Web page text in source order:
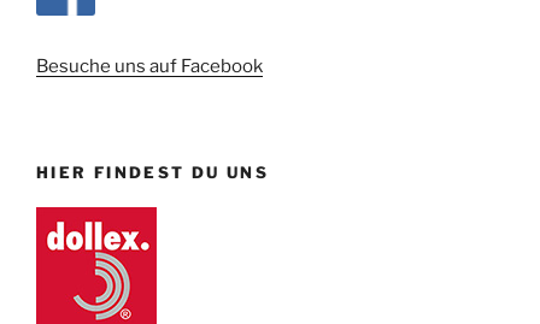
Besuche uns auf Facebook
HIER FINDEST DU UNS